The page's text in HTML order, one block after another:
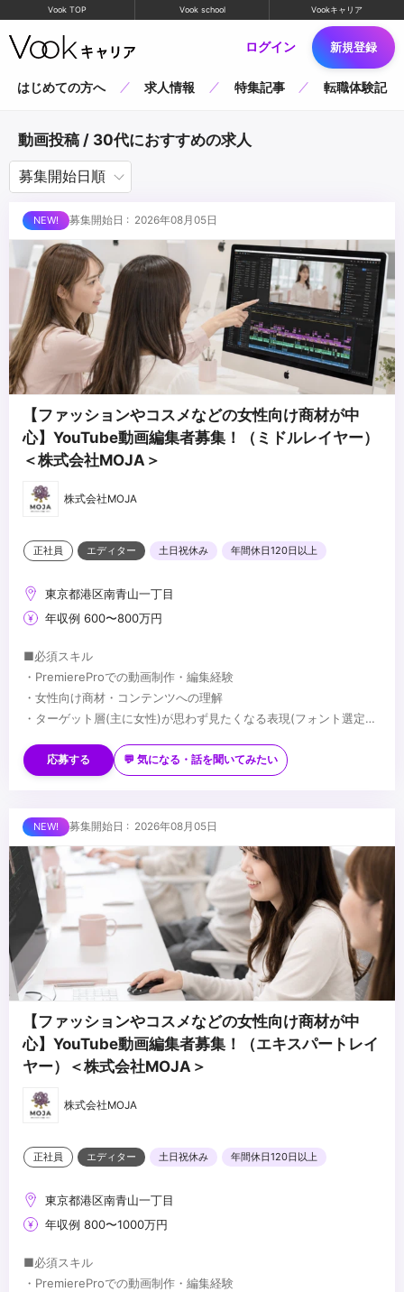
Vook TOP Vook school Vookキャリア
ログイン 新規登録
はじめての方へ 求人情報 特集記事 転職体験記
動画投稿 / 30代におすすめの求人
募集開始日 : 2026年08月05日
【ファッションやコスメなどの女性向け商材が中
心】YouTube動画編集者募集！（ミドルレイヤー）
＜株式会社MOJA＞
株式会社MOJA
正社員 エディター 土日祝休み 年間休日120日以上
東京都港区南青山一丁目
年収例 600〜800万円
■必須スキル
・PremiereProでの動画制作・編集経験
・女性向け商材・コンテンツへの理解
・ターゲット層(主に女性)が思わず見たくなる表現(フォント選定・
※応募時は、ポートフォリオor制作物のURLのご提出をお願いしま
す
外とさせていただきます
・PhotoshopやIllustratorを用いたデザイン経験がある方
・AfterEffectsの使用経験がある方
■求める人物像
・制作する動画のクオリティに妥協しない方
・自ら仕事を取りに行き、プロフェッショナルとして成長する意欲
のある方
・責任感のある方
・周りのメンバーと協調・協業ができる方
応募する 💬 気になる・話を聞いてみたい
募集開始日 : 2026年08月05日
【ファッションやコスメなどの女性向け商材が中
心】YouTube動画編集者募集！（エキスパートレイ
ヤー）＜株式会社MOJA＞
株式会社MOJA
正社員 エディター 土日祝休み 年間休日120日以上
東京都港区南青山一丁目
年収例 800〜1000万円
■必須スキル
・PremiereProでの動画制作・編集経験